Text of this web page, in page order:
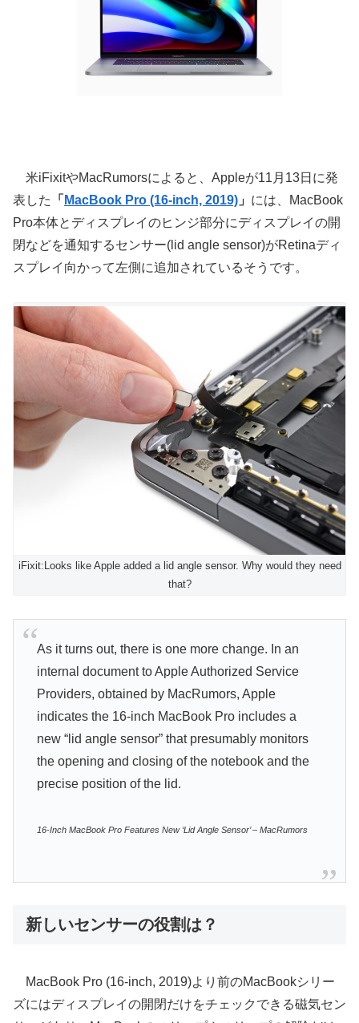
米iFixitやMacRumorsによると、Appleが11月13日に発
表した
「 MacBook Pro (16-inch, 2019) 」 には、MacBook
Pro本体とディスプレイのヒンジ部分にディスプレイの開
閉などを通知するセンサー(lid angle sensor)がRetinaディ
スプレイ向かって左側に追加されているそうです。
iFixit:Looks like Apple added a lid angle sensor. Why would they need
that?
As it turns out, there is one more change. In an
internal document to Apple Authorized Service
Providers, obtained by MacRumors, Apple
indicates the 16-inch MacBook Pro includes a
new “lid angle sensor” that presumably monitors
the opening and closing of the notebook and the
precise position of the lid.
16-Inch MacBook Pro Features New ‘Lid Angle Sensor’ – MacRumors
新しいセンサーの役割は？
MacBook Pro (16-inch, 2019)より前のMacBookシリー
ズにはディスプレイの開閉だけをチェックできる磁気セン